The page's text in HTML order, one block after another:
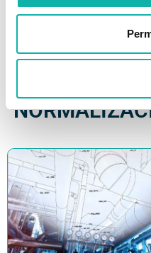
COMITÉS